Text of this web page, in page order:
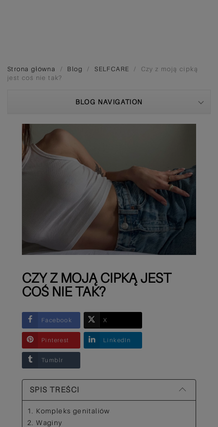
Strona główna Blog SELFCARE
Czy z moją cipką
jest coś nie tak?
BLOG NAVIGATION
CZY Z MOJĄ CIPKĄ JEST
COŚ NIE TAK?
Facebook X
Pinterest LinkedIn
Tumblr
SPIS TREŚCI
1. Kompleks genitaliów
2. Waginy